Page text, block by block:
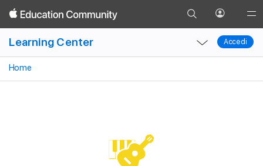
Vai
alla
pagina
di
Apri
il
menu
Profilo
indietroAccedi
Nav
Learning Center
Local
Nav
Menu
Local
Nav
Menu
Accedi
Home
Progetti Registratore audio Apple Loops Campionatore